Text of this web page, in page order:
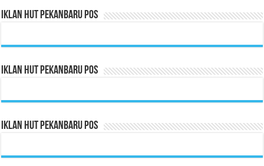
Iklan HUT Pekanbaru Pos
Iklan HUT Pekanbaru Pos
Iklan HUT Pekanbaru Pos